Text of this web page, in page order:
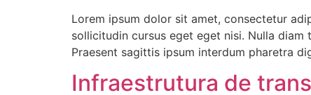
Lorem ipsum dolor sit amet, consectetur
sollicitudin cursus eget eget nisi. Nulla
Praesent sagittis ipsum interdum pharetra
Infraestrutura de